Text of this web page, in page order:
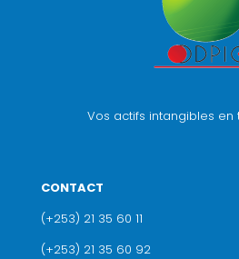
Vos actifs intangibles en
CONTACT
(+253) 21 35 60 11
(+253) 21 35 60 92